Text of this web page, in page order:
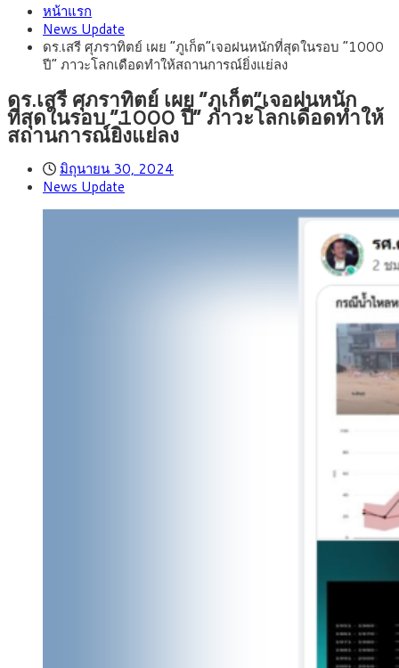
ศักยภาพ
ติดลายการ์ตูน กรมศุลกากร เตือนผู้ปกครองเฝ้าระวัง หลังยึดล็อต
ใหญ่จากเยอรมนี
กรกฎาคม 27, 2026
2569) ซื้อขายในกรอบ 33.40-34.00 มองเฟดคงดอกเบี้ย
สิงหาคม 5, 2026 ครม.ไฟเขียวหลักการ ร่าง พ.ร.ฎ. เปิดทาง รฟม.เดิน
หน้ารถไฟฟ้าสงขลา โมโนเรล 12.54 กม. เชื่อมเมืองหาดใหญ่
สิงหาคม 4, 2026 สธ.ชี้ รพ.รัฐแบกรับผู้ป่วยบัตรทอง 87% แต่ได้งบ
รายหัวเพียง 2,618 บาท เสนอทบทวนจัดสรรงบให้สอดคล้องภาระ
สิงหาคม 3, 2026 กรุงศรี คาดเงินบาทสัปดาห์นี้ซื้อขายในกรอบ
33.00-33.60 ติดตามข้อมูลจ้างงานสหรัฐฯ
หน้าแรก
News Update
ดร.เสรี ศุภราทิตย์ เผย “ภูเก็ต”เจอฝนหนักที่สุดในรอบ “1000
ปี” ภาวะโลกเดือดทำให้สถานการณ์ยิ่งแย่ลง
ดร.เสรี ศุภราทิตย์ เผย “ภูเก็ต”เจอฝนหนัก
ที่สุดในรอบ “1000 ปี” ภาวะโลกเดือดทำให้
สถานการณ์ยิ่งแย่ลง
มิถุนายน 30, 2024
News Update